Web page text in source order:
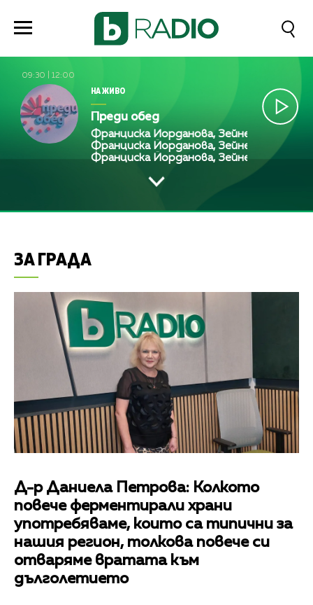
09:30 12:00
НА ЖИВО
Преди обед
Франциска Йорданова, Зейнеб Маджурова,
Франциска Йорданова, Зейнеб
Франциска Йорданова, Зейнеб
ЗА ГРАДА
Д-р Даниела Петрова: Колкото
повече ферментирали храни
употребяваме, които са типични за
нашия регион, толкова повече си
отваряме вратата към
дълголетието